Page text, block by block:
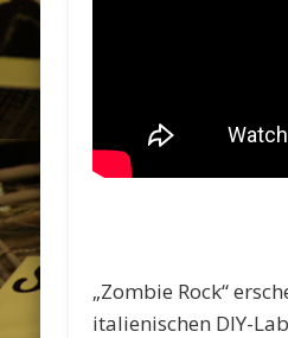
„Zombie Rock“
italienischen DIY-